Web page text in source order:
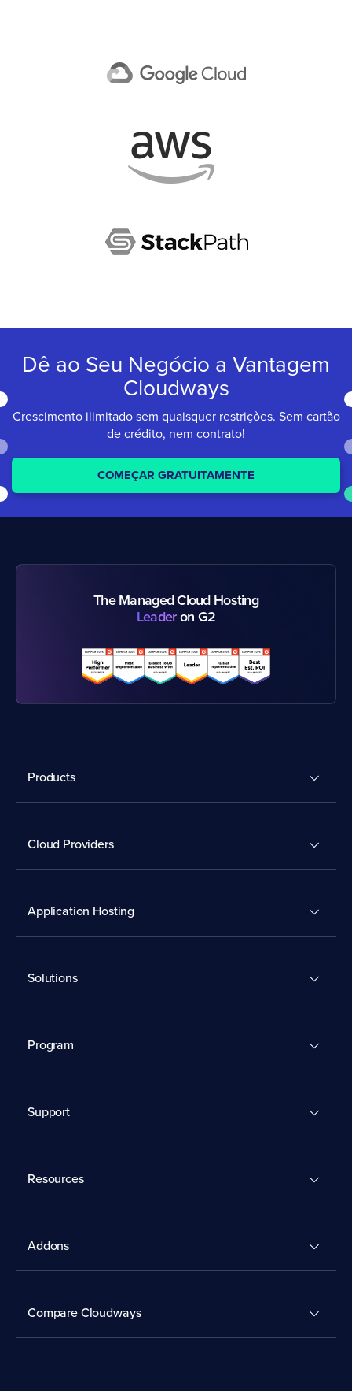
Dê ao Seu Negócio a Vantagem
Cloudways
Crescimento ilimitado sem quaisquer restrições. Sem cartão
de crédito, nem contrato!
COMEÇAR GRATUITAMENTE
The Managed Cloud Hosting
Leaderon G2
Products
Cloud Providers
Application Hosting
Solutions
Program
Support
Resources
Addons
Compare Cloudways